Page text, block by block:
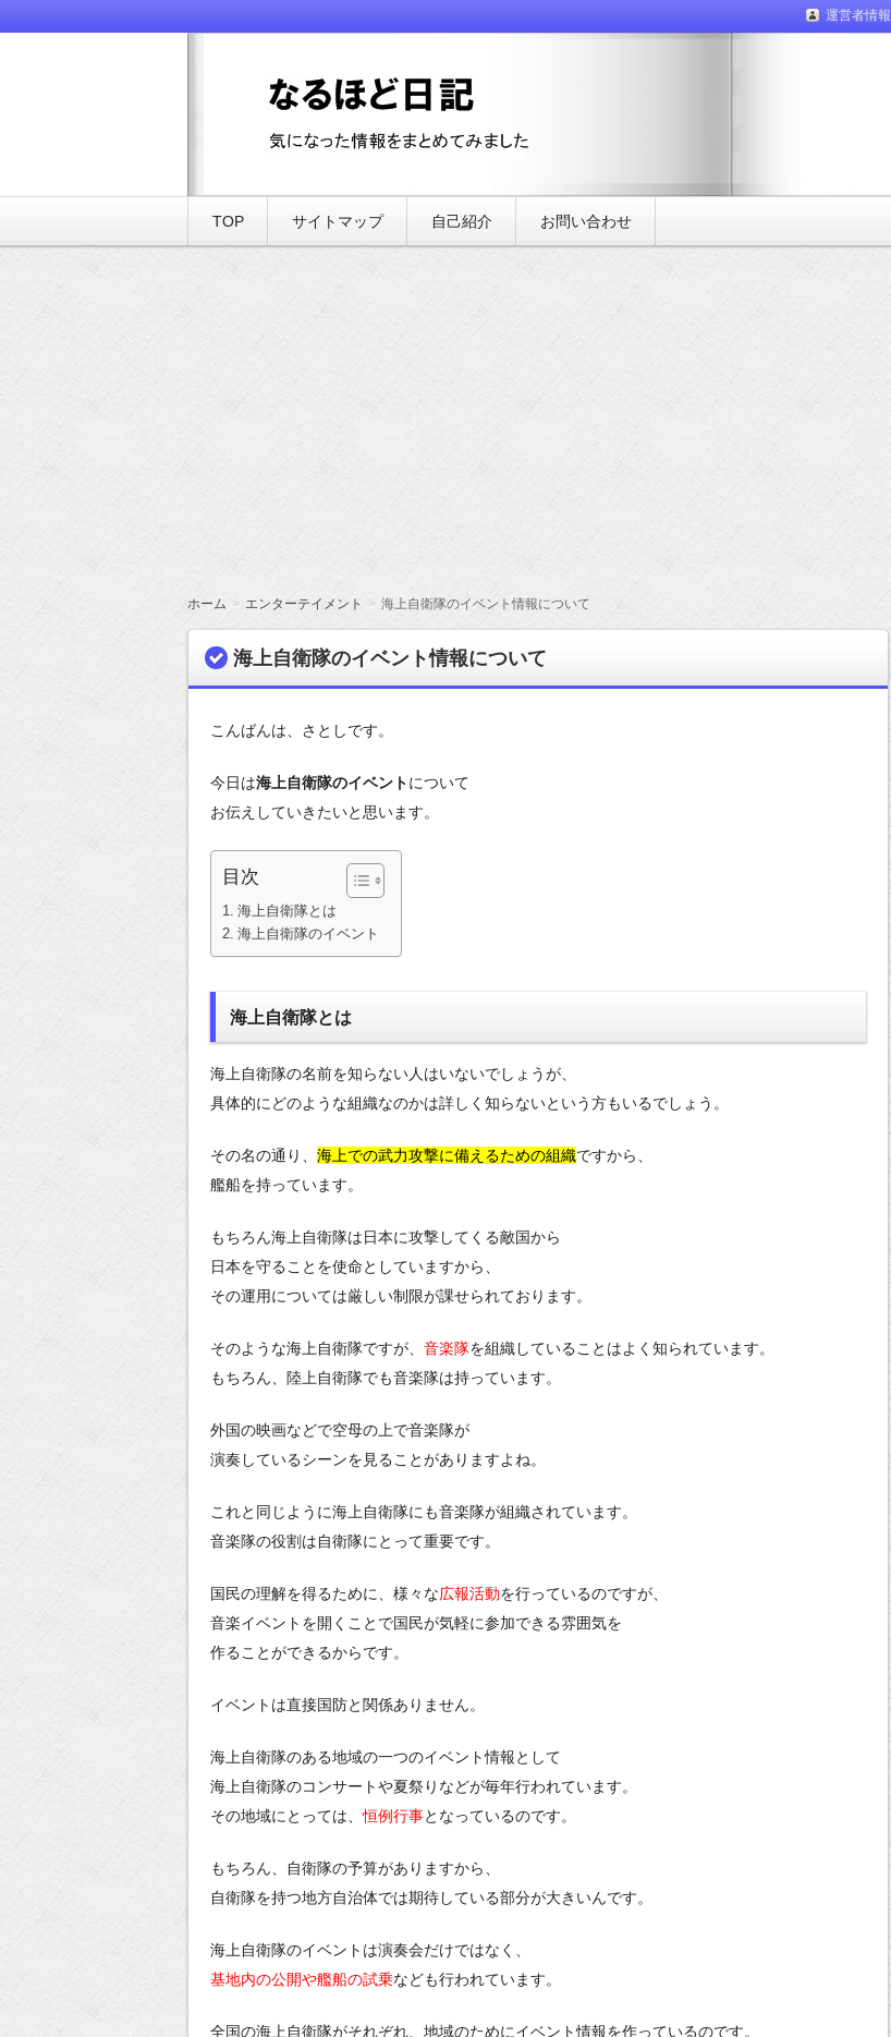
運営者情報
なるほど日記
TOP サイトマップ 自己紹介 お問い合わせ
ホーム エンターテイメント 海上自衛隊のイベント情報について
海上自衛隊のイベント情報について
こんばんは、さとしです。
今日は海上自衛隊のイベントについて
お伝えしていきたいと思います。
目次
海上自衛隊とは
海上自衛隊のイベント
海上自衛隊とは
海上自衛隊の名前を知らない人はいないでしょうが、
具体的にどのような組織なのかは詳しく知らないという方もいるでしょう。
その名の通り、 海上での武力攻撃に備えるための組織ですから、
艦船を持っています。
もちろん海上自衛隊は日本に攻撃してくる敵国から
日本を守ることを使命としていますから、
その運用については厳しい制限が課せられております。
そのような海上自衛隊ですが、 音楽隊を組織していることはよく知られています。
もちろん、陸上自衛隊でも音楽隊は持っています。
外国の映画などで空母の上で音楽隊が
演奏しているシーンを見ることがありますよね。
これと同じように海上自衛隊にも音楽隊が組織されています。
音楽隊の役割は自衛隊にとって重要です。
国民の理解を得るために、様々な広報活動を行っているのですが、
音楽イベントを開くことで国民が気軽に参加できる雰囲気を
作ることができるからです。
イベントは直接国防と関係ありません。
海上自衛隊のある地域の一つのイベント情報として
海上自衛隊のコンサートや夏祭りなどが毎年行われています。
その地域にとっては、恒例行事となっているのです。
もちろん、自衛隊の予算がありますから、
自衛隊を持つ地方自治体では期待している部分が大きいんです。
海上自衛隊のイベントは演奏会だけではなく、
基地内の公開や艦船の試乗なども行われています。
全国の海上自衛隊がそれぞれ、地域のためにイベント情報を作っているのです。